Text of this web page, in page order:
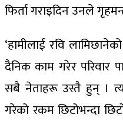
फिर्ता गराइदिन उनले
‘हामीलाई रवि
दैनिक काम गरेर परिवार
सबै नेताहरू उस्तै हुन् ।
गरेको रकम छिटोभन्दा